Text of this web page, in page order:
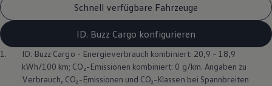
Schnell verfügbare Fahrzeuge
ID. Buzz Cargo konfigurieren
1. ID. Buzz Cargo - Energieverbrauch kombiniert: 20,9 – 18,9
kWh/100 km; CO₂-Emissionen kombiniert: 0 g/km. Angaben zu
Verbrauch, CO₂-Emissionen und CO₂-Klassen bei Spannbreiten